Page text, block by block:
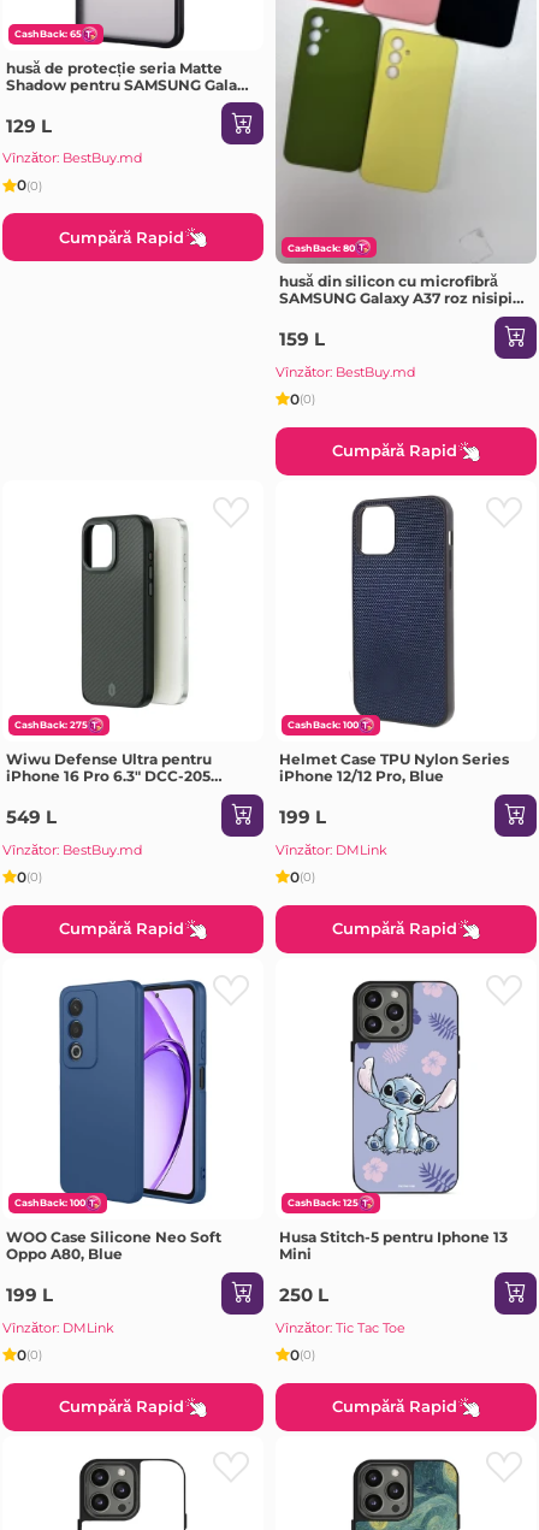
CashBack: 65
husă de protecție seria Matte
Shadow pentru SAMSUNG Galaxy
129 L
Vînzător: BestBuy.md
0(0)
Cumpără Rapid
CashBack: 80
husă din silicon cu microfibră
SAMSUNG Galaxy A37 roz nisipiu
159 L
Vînzător: BestBuy.md
0(0)
Cumpără Rapid
CashBack: 275
Wiwu Defense Ultra pentru
iPhone 16 Pro 6.3" DCC-205
549 L
Vînzător: BestBuy.md
0(0)
Cumpără Rapid
CashBack: 100
Helmet Case TPU Nylon Series
iPhone 12/12 Pro, Blue
199 L
Vînzător: DMLink
0(0)
Cumpără Rapid
CashBack: 100
WOO Case Silicone Neo Soft
Oppo A80, Blue
199 L
Vînzător: DMLink
0(0)
Cumpără Rapid
CashBack: 125
Husa Stitch-5 pentru Iphone 13
Mini
250 L
Vînzător: Tic Tac Toe
0(0)
Cumpără Rapid